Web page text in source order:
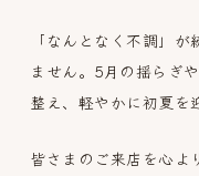
「なんとなく不調」
ません。5月の揺らぎ
整え、軽やかに初夏を
皆さまのご来店を心よ